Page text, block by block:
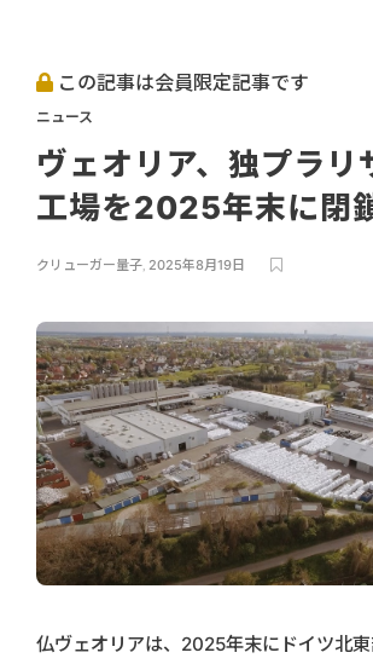
この記事は会員限定記事です
ニュース
ヴェオリア、独プラリ
工場を2025年末に閉
クリューガー量子, 2025年8月19日
仏ヴェオリアは、2025年末にドイツ北